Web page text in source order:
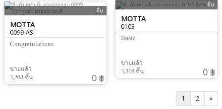
ชิ้น
MOTTA
0099-AS
Congratulations
ขายแล้ว
3,268 ชิ้น
0 ฿
ชิ้น
MOTTA
0103
Basic
ขายแล้ว
3,316 ชิ้น
0 ฿
1 2 »